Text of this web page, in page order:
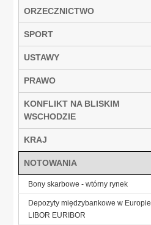
ORZECZNICTWO
SPORT
USTAWY
PRAWO
KONFLIKT NA BLISKIM
WSCHODZIE
KRAJ
NOTOWANIA
Bony skarbowe - wtórny rynek
Depozyty międzybankowe w Europie
LIBOR EURIBOR